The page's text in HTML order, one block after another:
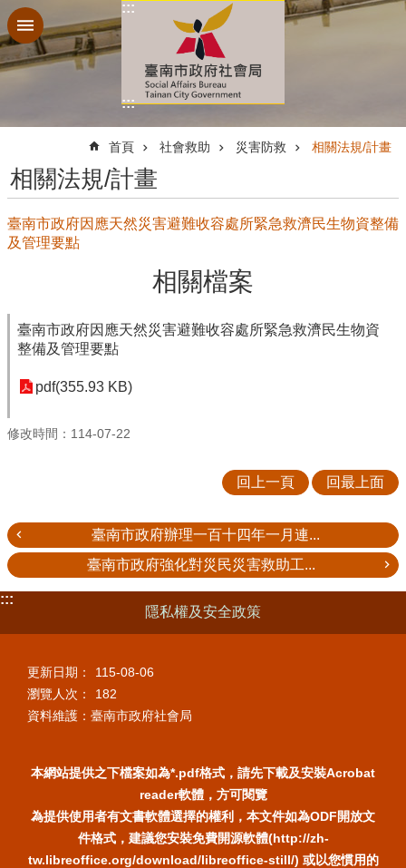
跳到主要內容區塊
:::
:::
首頁 社會救助 災害防救 相關法規/計畫
相關法規/計畫
臺南市政府因應天然災害避難收容處所緊急救濟民生物資整備
及管理要點
相關檔案
臺南市政府因應天然災害避難收容處所緊急救濟民生物資
整備及管理要點
pdf(355.93 KB)
修改時間：114-07-22
回上一頁 回最上面
臺南市政府辦理一百十四年一月連...
臺南市政府強化對災民災害救助工...
:::
隱私權及安全政策
更新日期：
115-08-06
瀏覽人次：
182
資料維護：臺南市政府社會局
本網站提供之下檔案如為*.pdf格式，請先下載及安裝Acrobat
reader軟體，方可閱覽
為提供使用者有文書軟體選擇的權利，本文件如為ODF開放文
件格式，建議您安裝免費開源軟體(http://zh-
tw.libreoffice.org/download/libreoffice-still/) 或以您慣用的